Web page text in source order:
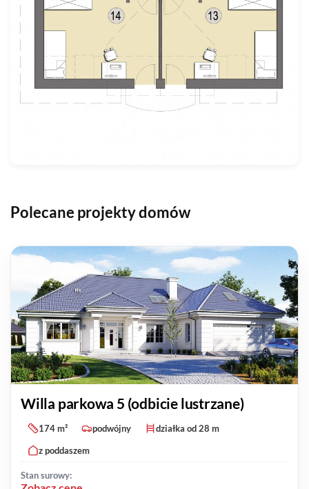
Polecane projekty domów
Willa parkowa 5 (odbicie lustrzane)
174 m² podwójny
działka od 28 m
z poddaszem
Stan surowy: